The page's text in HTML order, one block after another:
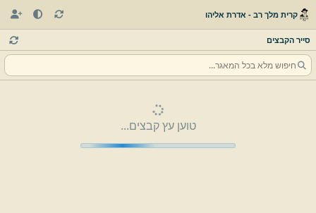
קרית מלך רב - אדרת אליהו
סייר הקבצים
טוען עץ קבצים...